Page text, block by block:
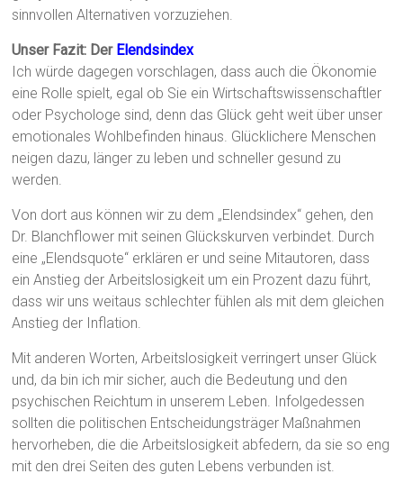
sinnvollen Alternativen vorzuziehen.
Unser Fazit: Der Elendsindex
Ich würde dagegen vorschlagen, dass auch die Ökonomie
eine Rolle spielt, egal ob Sie ein Wirtschaftswissenschaftler
oder Psychologe sind, denn das Glück geht weit über unser
emotionales Wohlbefinden hinaus. Glücklichere Menschen
neigen dazu, länger zu leben und schneller gesund zu
werden.
Von dort aus können wir zu dem „Elendsindex“ gehen, den
Dr. Blanchflower mit seinen Glückskurven verbindet. Durch
eine „Elendsquote“ erklären er und seine Mitautoren, dass
ein Anstieg der Arbeitslosigkeit um ein Prozent dazu führt,
dass wir uns weitaus schlechter fühlen als mit dem gleichen
Anstieg der Inflation.
Mit anderen Worten, Arbeitslosigkeit verringert unser Glück
und, da bin ich mir sicher, auch die Bedeutung und den
psychischen Reichtum in unserem Leben. Infolgedessen
sollten die politischen Entscheidungsträger Maßnahmen
hervorheben, die die Arbeitslosigkeit abfedern, da sie so eng
mit den drei Seiten des guten Lebens verbunden ist.